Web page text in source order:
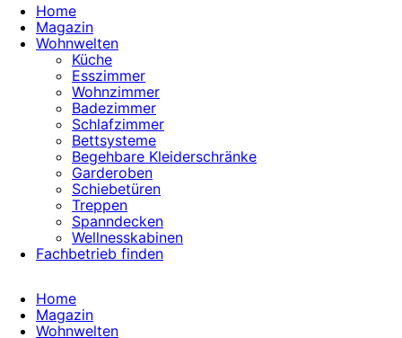
Home
Magazin
Wohnwelten
Küche
Esszimmer
Wohnzimmer
Badezimmer
Schlafzimmer
Bettsysteme
Begehbare Kleiderschränke
Garderoben
Schiebetüren
Treppen
Spanndecken
Wellnesskabinen
Fachbetrieb finden
Home
Magazin
Wohnwelten